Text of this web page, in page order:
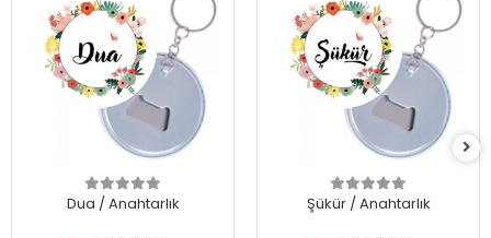
Dua / Anahtarlık Şükür / Anahtarlık